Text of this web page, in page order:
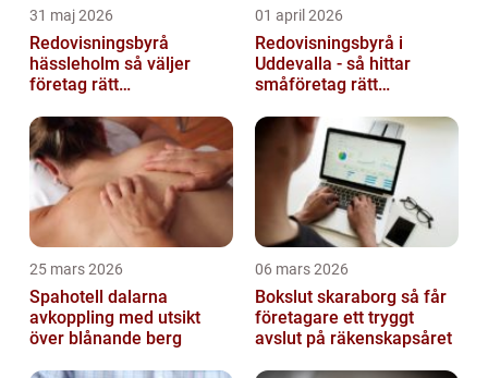
31 maj 2026
Redovisningsbyrå
hässleholm så väljer
företag rätt
01 april 2026
Redovisningsbyrå i
Uddevalla - så hittar
småföretag rätt
25 mars 2026
Spahotell dalarna
avkoppling med utsikt
över blånande berg
06 mars 2026
Bokslut skaraborg så får
företagare ett tryggt
avslut på räkenskapsåret